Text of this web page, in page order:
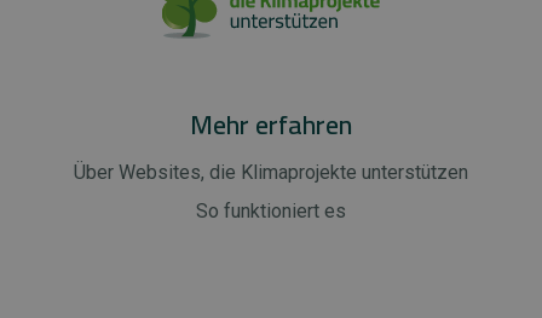
Mehr erfahren
Über Websites, die Klimaprojekte unterstützen
So funktioniert es